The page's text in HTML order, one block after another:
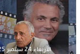
الأربعاء 24 سبتمبر 2025 - 13:58